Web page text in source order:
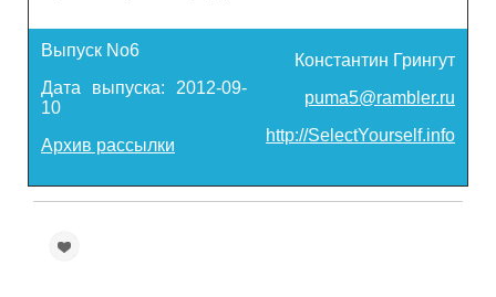
Выпуск No6
Дата выпуска: 2012-09-
10
Архив рассылки
Константин Грингут
puma5@rambler.ru
http://SelectYourself.info